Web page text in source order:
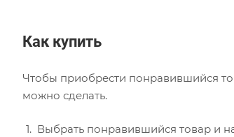
Как купить
Чтобы приобрести понравившийся
можно сделать.
Выбрать понравившийся товар и